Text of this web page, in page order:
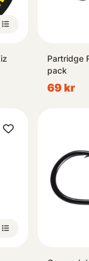
Partridge
pack
69 kr